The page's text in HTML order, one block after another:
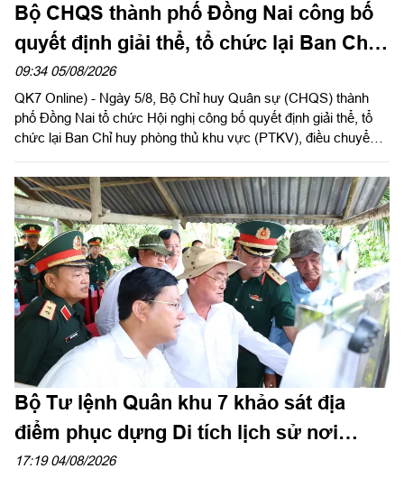
Bộ CHQS thành phố Đồng Nai công bố
quyết định giải thể, tổ chức lại Ban Chỉ
huy phòng thủ khu vực
09:34 05/08/2026
QK7 Online) - Ngày 5/8, Bộ Chỉ huy Quân sự (CHQS) thành
phố Đồng Nai tổ chức Hội nghị công bố quyết định giải thể, tổ
chức lại Ban Chỉ huy phòng thủ khu vực (PTKV), điều chuyển,
tướng Đặng Văn Lẫm, Ủy viên Thường vụ Đảng ủy, Phó Tư
lệnh Quân khu dự và chỉ đạo Hội nghị. Dự Hội nghị có đồng chí
Võ Tấn Đức, Phó Bí thư Thành ủy thành phố Đồng Nai; thủ
trưởng các cơ quan Quân khu; lãnh đạo Bộ CHQS thành phố
Đồng Nai.
Bộ Tư lệnh Quân khu 7 khảo sát địa
điểm phục dựng Di tích lịch sử nơi
thành lập Quân khu
17:19 04/08/2026